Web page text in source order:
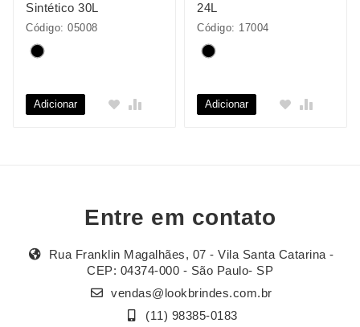
Sintético 30L
Código: 05008
Adicionar
24L
Código: 17004
Adicionar
Entre em contato
Rua Franklin Magalhães, 07 - Vila Santa Catarina -
CEP: 04374-000 - São Paulo- SP
vendas@lookbrindes.com.br
(11) 98385-0183